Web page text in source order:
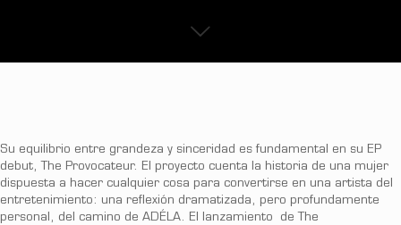
Su equilibrio entre grandeza y sinceridad es fundamental en su EP
debut, The Provocateur. El proyecto cuenta la historia de una mujer
dispuesta a hacer cualquier cosa para convertirse en una artista del
entretenimiento: una reflexión dramatizada, pero profundamente
personal, del camino de ADÉLA. El lanzamiento de The